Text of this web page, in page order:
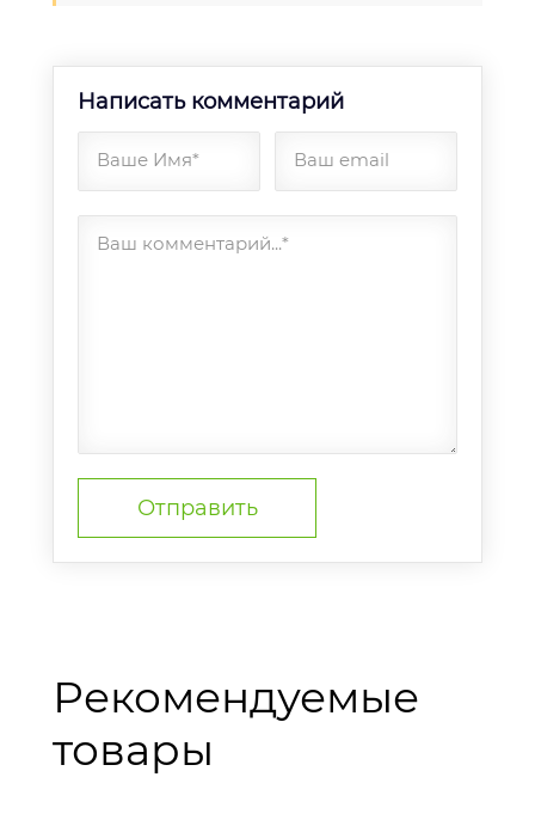
Написать комментарий
Ваше Имя* Ваш email
Ваш комментарий...*
Рекомендуемые
товары